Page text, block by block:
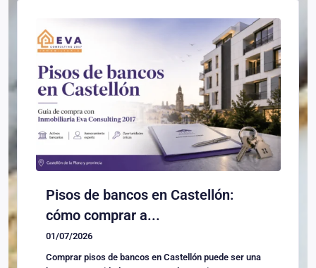
Pisos de bancos en Castellón:
cómo comprar a...
01/07/2026
Comprar pisos de bancos en Castellón puede ser una